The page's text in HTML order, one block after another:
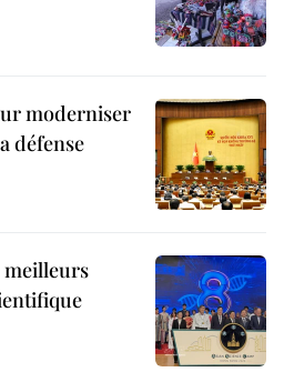
moderniser
défense
meilleurs